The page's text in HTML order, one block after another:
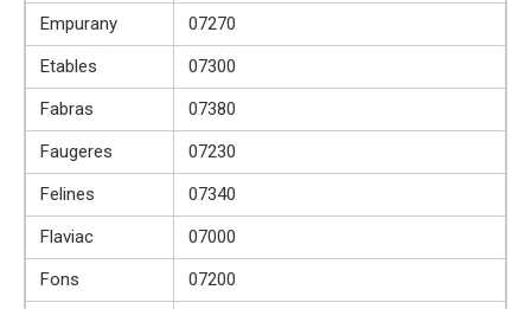
Empurany
07270
Etables
07300
Fabras
07380
Faugeres
07230
Felines
07340
Flaviac
07000
Fons
07200